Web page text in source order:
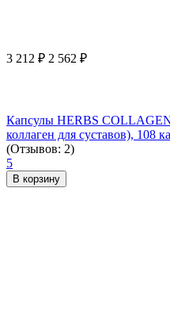
3 212 ₽ 2 562 ₽
Капсулы HERBS
коллаген для суставов), 108
(Отзывов: 2)
5
В корзину